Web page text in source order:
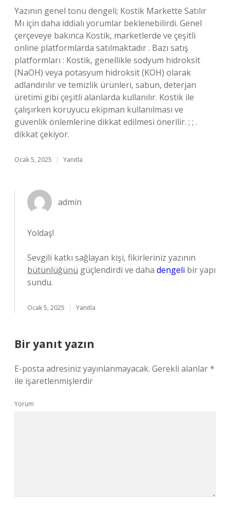
Yazının genel tonu dengeli; Kostik Markette Satılır
Mı için daha iddialı yorumlar beklenebilirdi. Genel
çerçeveye bakınca Kostik, marketlerde ve çeşitli
online platformlarda satılmaktadır . Bazı satış
platformları : Kostik, genellikle sodyum hidroksit
(NaOH) veya potasyum hidroksit (KOH) olarak
adlandırılır ve temizlik ürünleri, sabun, deterjan
üretimi gibi çeşitli alanlarda kullanılır. Kostik ile
çalışırken koruyucu ekipman kullanılması ve
güvenlik önlemlerine dikkat edilmesi önerilir. ; ; .
dikkat çekiyor.
Ocak 5, 2025 Yanıtla
admin
Yoldaş!
Sevgili katkı sağlayan kişi, fikirleriniz yazının
bütünlüğünü güçlendirdi ve daha dengeli bir yapı
sundu.
Ocak 5, 2025 Yanıtla
Bir yanıt yazın
E-posta adresiniz yayınlanmayacak. Gerekli alanlar*
ile işaretlenmişlerdir
Yorum